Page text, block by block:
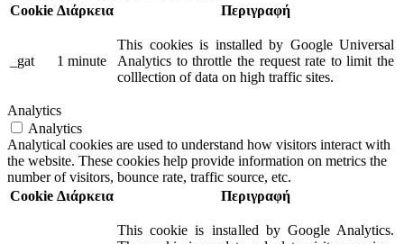
Cookie Διάρκεια Περιγραφή
_gat 1 minute
This cookies is installed by Google Universal
Analytics to throttle the request rate to limit the
colllection of data on high traffic sites.
Analytics
Analytics
Analytical cookies are used to understand how visitors interact with
the website. These cookies help provide information on metrics the
number of visitors, bounce rate, traffic source, etc.
Cookie Διάρκεια Περιγραφή
This cookie is installed by Google Analytics.